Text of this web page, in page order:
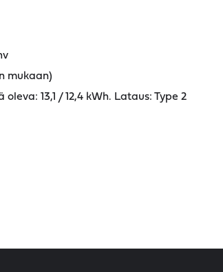
mukaan)
13,1 / 12,4 kWh. Lataus: Type 2